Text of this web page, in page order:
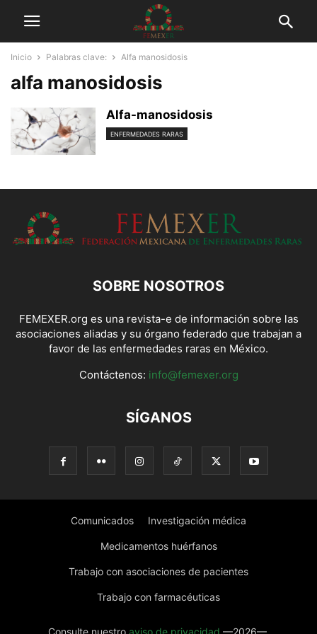
Inicio Palabras clave: Alfa manosidosis
alfa manosidosis
Alfa-manosidosis
ENFERMEDADES RARAS
SOBRE NOSOTROS
FEMEXER.org es una revista-e de información sobre las
asociaciones aliadas y su órgano federado que trabajan a
favor de las enfermedades raras en México.
Contáctenos: info@femexer.org
SÍGANOS
Comunicados Investigación médica
Medicamentos huérfanos
Trabajo con asociaciones de pacientes
Trabajo con farmacéuticas
Consulte nuestro aviso de privacidad —2026—.